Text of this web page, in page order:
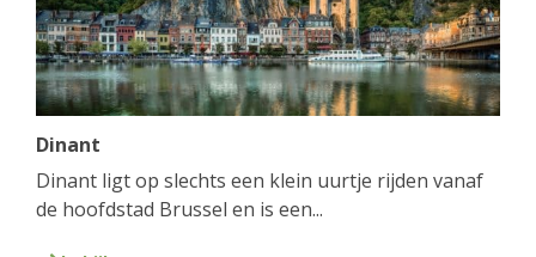
Dinant
Dinant ligt op slechts een klein uurtje rijden vanaf
de hoofdstad Brussel en is een...